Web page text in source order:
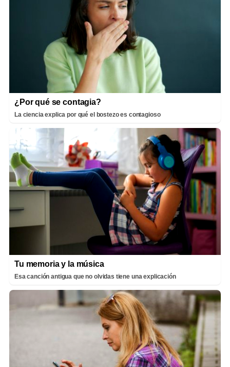
¿Por qué se contagia?
La ciencia explica por qué el bostezo es contagioso
Tu memoria y la música
Esa canción antigua que no olvidas tiene una explicación